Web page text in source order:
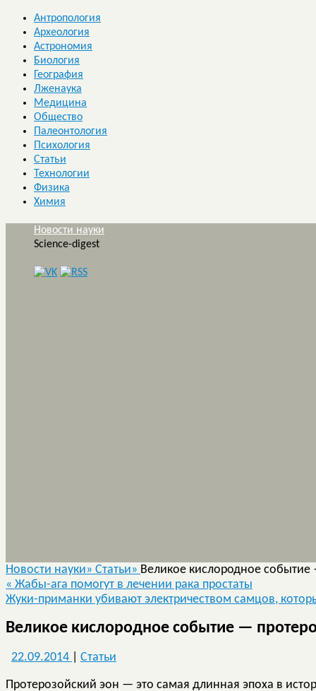
Антропология
Археология
Астрономия
Биология
География
Лженаука
Медицина
Общество
Палеонтология
Психология
Статьи
Технологии
Физика
Химия
Новости науки
Science-digest
Новости науки» Статьи» Великое кислородное
« Жабы-ага помогут в лечении рака простаты
Жуки-приманки убивают электричеством самцов,
Великое кислородное событие —
22.09.2014 Статьи
Протерозойский эон — это самая длинная эпоха в